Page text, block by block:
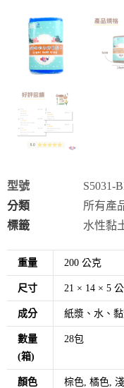
型號
S5031-
分類
所有產
標籤
水性黏
重量 200 公克
尺寸 21 × 14 × 5
成分 紙漿、水、
數量
(箱)
28包
顏色
棕色, 橘色,